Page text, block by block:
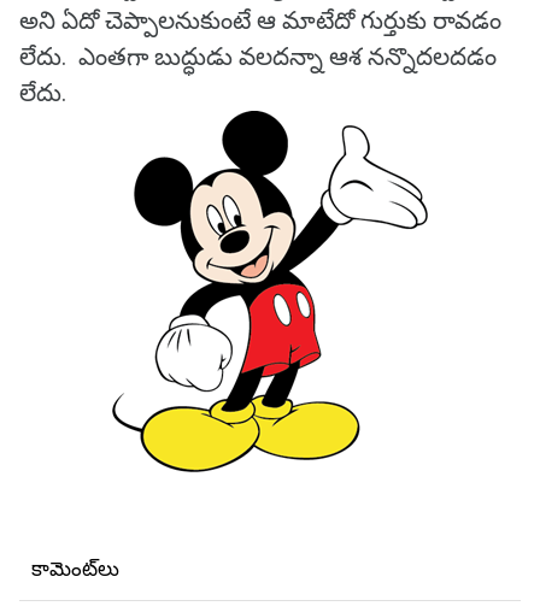
అని ఏదో చెప్పాలనుకుంటే ఆ మాటేదో గుర్తుకు రావడం
లేదు. ఎంతగా బుద్ధుడు వలదన్నా ఆశ నన్నొదలదడం
లేదు.
కామెంట్‌లు